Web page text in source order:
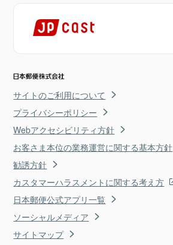
サイトのご利用について
プライバシーポリシー
Webアクセシビリティ方針
お客さま本位の業務運営に関する基本方針
勧誘方針
カスタマーハラスメントに関する考え方
日本郵便公式アプリ一覧
ソーシャルメディア
サイトマップ